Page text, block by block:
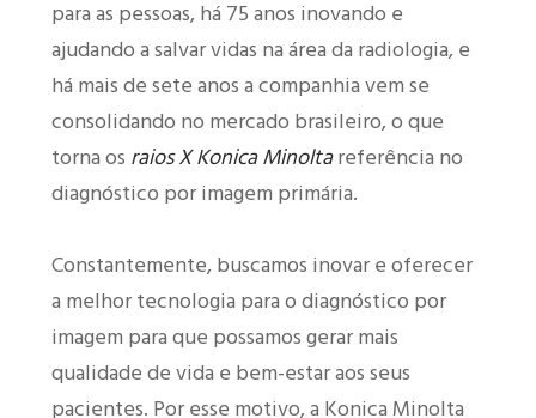
para as pessoas, há 75 anos inovando e
ajudando a salvar vidas na área da radiologia, e
há mais de sete anos a companhia vem se
consolidando no mercado brasileiro, o que
torna os raios X Konica Minoltareferência no
diagnóstico por imagem primária.
Constantemente, buscamos inovar e oferecer
a melhor tecnologia para o diagnóstico por
imagem para que possamos gerar mais
qualidade de vida e bem-estar aos seus
pacientes. Por esse motivo, a Konica Minolta